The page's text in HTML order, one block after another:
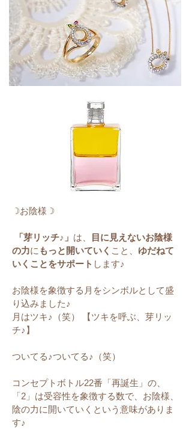
☽お陰様☽
「芽リッチ♪」 は、
目に見えないお陰様
の力に もっと開いていく こと、 ゆだねて
いくことをサポート します♪
お陰様を象徴する月をシンボルとして盛
り込みました♪
月はツキ♪（笑） 【ツキを呼ぶ、芽リッ
チ♪】
ついてる♪ついてる♪（笑）
コンセプトボトル22番「再誕生」の、
「2」は受容性を象徴する数で、お陰様、
陰の力に開いていくという意味がありま
す♪